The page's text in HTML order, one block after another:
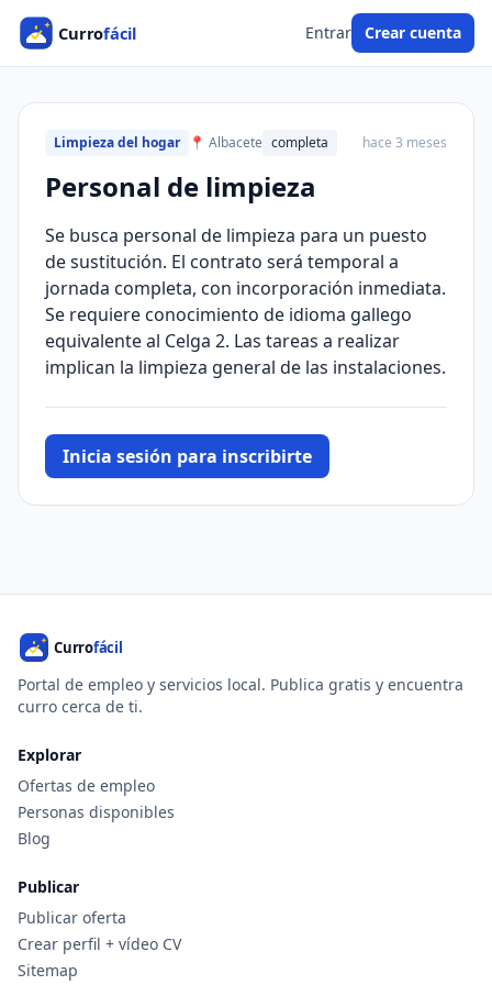
Entrar Crear cuenta
Limpieza del hogar 📍 Albacete completa hace 3 meses
Personal de limpieza
Se busca personal de limpieza para un puesto
de sustitución. El contrato será temporal a
jornada completa, con incorporación inmediata.
Se requiere conocimiento de idioma gallego
equivalente al Celga 2. Las tareas a realizar
implican la limpieza general de las instalaciones.
Inicia sesión para inscribirte
Portal de empleo y servicios local. Publica gratis y encuentra
curro cerca de ti.
Explorar
Ofertas de empleo
Personas disponibles
Blog
Publicar
Publicar oferta
Crear perfil + vídeo CV
Sitemap